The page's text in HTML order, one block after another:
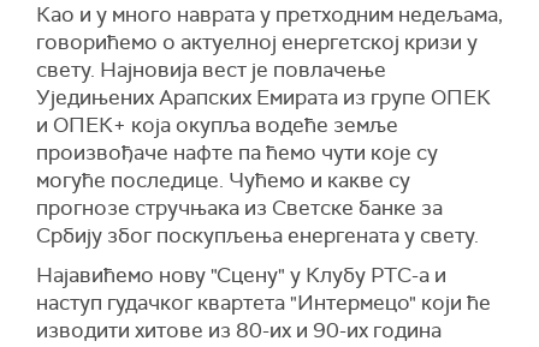
Као и у много наврата у претходним недељама,
говорићемо о актуелној енергетској кризи у
свету. Најновија вест је повлачење
Уједињених Арапских Емирата из групе ОПЕК
и ОПЕК+ која окупља водеће земље
произвођаче нафте па ћемо чути које су
могуће последице. Чућемо и какве су
прогнозе стручњака из Светске банке за
Србију због поскупљења енергената у свету.
Најавићемо нову "Сцену" у Клубу РТС-а и
наступ гудачког квартета "Интермецо" који ће
изводити хитове из 80-их и 90-их година